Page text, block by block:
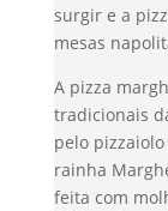
surgir e a
mesas
A pizza
tradicionais
pelo
rainha
feita com